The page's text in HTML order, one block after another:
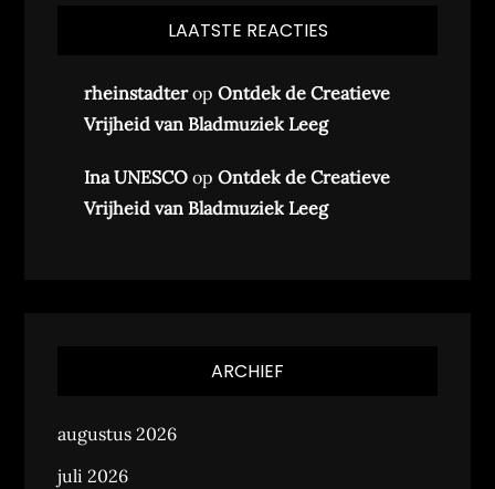
LAATSTE REACTIES
rheinstadteropOntdek de Creatieve
Vrijheid van Bladmuziek Leeg
Ina UNESCO opOntdek de Creatieve
Vrijheid van Bladmuziek Leeg
ARCHIEF
augustus 2026
juli 2026